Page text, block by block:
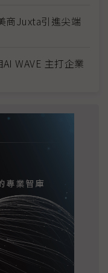
商Juxta引進尖端
WAVE 主打企業